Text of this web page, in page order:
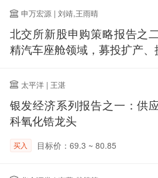
申万宏源 | 刘靖,王雨晴
北交所新股申购策略报告之
精汽车座舱领域，募投扩产、
太平洋 | 王湛
银发经济系列报告之一：供
科氧化锆龙头
买入 目标价：69.3 ~ 80.85